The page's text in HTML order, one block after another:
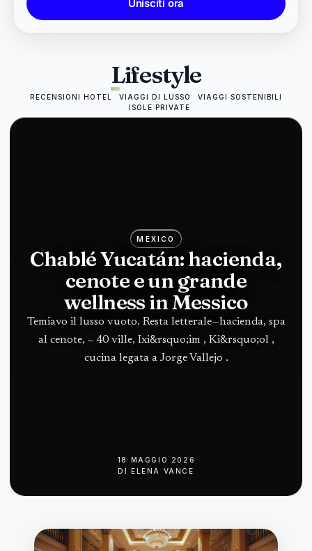
Unisciti ora
Lifestyle
RECENSIONI HOTEL VIAGGI DI LUSSO
VIAGGI SOSTENIBILI
ISOLE PRIVATE
MEXICO
Chablé Yucatán: hacienda,
cenote e un grande
wellness in Messico
Temiavo il lusso vuoto. Resta letterale—hacienda, spa
al cenote, ~ 40 ville, Ixi&rsquo;im , Ki&rsquo;ol ,
cucina legata a Jorge Vallejo .
18 MAGGIO 2026
DI ELENA VANCE